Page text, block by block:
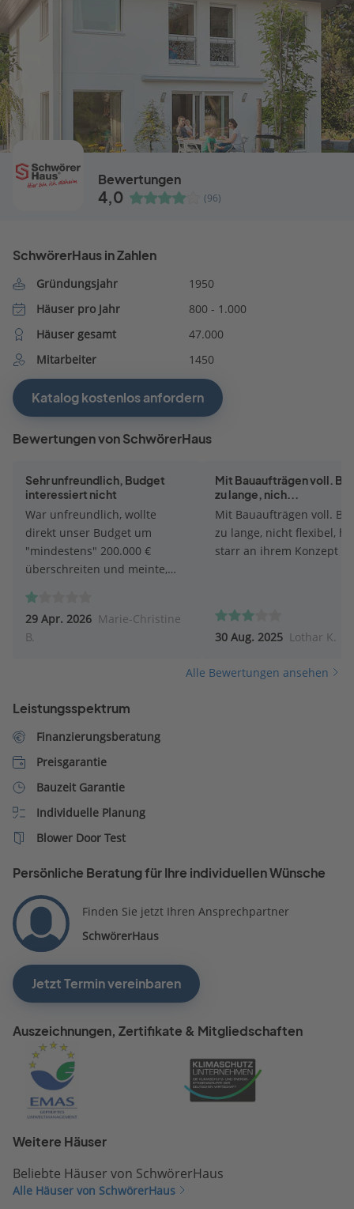
Bewertungen
4,0 (96)
SchwörerHaus in Zahlen
Gründungsjahr
1950
Häuser pro Jahr
800 - 1.000
Häuser gesamt
47.000
Mitarbeiter
1450
Katalog kostenlos anfordern
Bewertungen von SchwörerHaus
Sehr unfreundlich, Budget
interessiert nicht
War unfreundlich, wollte
direkt unser Budget um
"mindestens" 200.000 €
überschreiten und meinte,
umzusetzen. Andere Firmen
halten unser gesetztes Budget
weitestgehend ein.
29 Apr. 2026 Marie-Christine
B.
Mit Bauaufträgen voll.
zu lange, nich...
Mit Bauaufträgen voll.
zu lange, nicht flexibel,
starr an ihrem Konzept
30 Aug. 2025 Lothar K.
Alle Bewertungen ansehen
Leistungsspektrum
Finanzierungsberatung
Preisgarantie
Bauzeit Garantie
Individuelle Planung
Blower Door Test
Persönliche Beratung für Ihre individuellen Wünsche
Finden Sie jetzt Ihren Ansprechpartner
SchwörerHaus
Jetzt Termin vereinbaren
Auszeichnungen, Zertifikate & Mitgliedschaften
Weitere Häuser
Beliebte Häuser von SchwörerHaus
Alle Häuser von SchwörerHaus